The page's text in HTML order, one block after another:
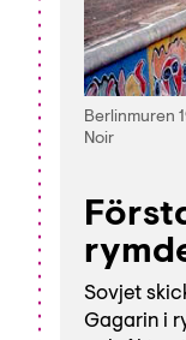
Berlinmuren
Noir
Sovjet
Gagarin i